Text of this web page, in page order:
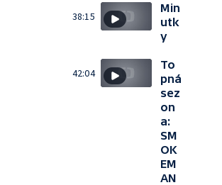
38:15
Min
utk
y
42:04
To
pná
sez
on
a:
SM
OK
EM
AN